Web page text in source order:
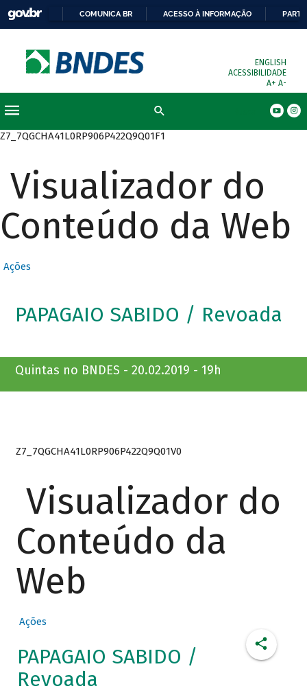
COMUNICA BR ACESSO À INFORMAÇÃO
ENGLISH
ACESSIBILIDADE
A+ A-
Z7_7QGCHA41L0RP906P422Q9Q01F1
Visualizador do
Conteúdo da Web
Ações
PAPAGAIO SABIDO / Revoada
Quintas no BNDES - 20.02.2019 - 19h
Z7_7QGCHA41L0RP906P422Q9Q01V0
Visualizador do
Conteúdo da
Web
Ações
PAPAGAIO SABIDO /
Revoada